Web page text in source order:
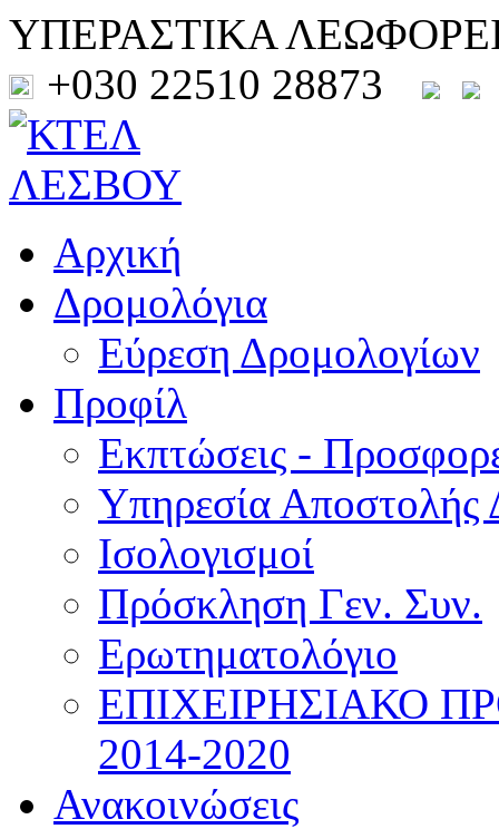
ΥΠΕΡΑΣΤΙΚΑ
+030 22510 28873
Αρχική
Δρομολόγια
Εύρεση Δρομολογίων
Προφίλ
Εκπτώσεις -
Υπηρεσία Αποστολής
Ισολογισμοί
Πρόσκληση Γεν. Συν.
Ερωτηματολόγιο
ΕΠΙΧΕΙΡΗΣΙΑΚΟ
2014-2020
Ανακοινώσεις